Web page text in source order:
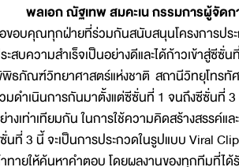
พลเอก ณัฐเทพ สมคะเน กรรมการผู้จัดกา
ขอบคุณทุกฝ่ายที่ร่วมกันสนับสนุนโครงการปร
ะสบความสำเร็จเป็นอย่างดีและได้ก้าวเข้าสู่ซี
ธภัณฑ์วิทยาศาสตร์แห่งชาติ สถานีวิทยุโทรทัศ
มดำเนินการกันมาตั้งแต่ซีซั่นที่ 1 จนถึงซีซั่นที่ 3
างเท่าเทียมกัน ในการใช้ความคิดสร้างสรรค์แ
นที่ 3 นี้ จะเป็นการประกวดในรูปแบบ Viral
ทายให้ค้นหาคำตอบ โดยผลงานของทุกทีมที่ไ